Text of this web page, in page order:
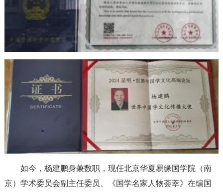
如今，杨建鹏身兼数职，现任北京华夏易缘国学院（南
京）学术委员会副主任委员、《国学名家人物荟萃》在编国